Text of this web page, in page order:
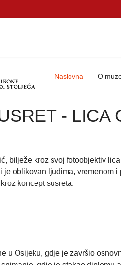
Naslovna O
- LICA
bilježe kroz svoj fotoobjektiv
je oblikovan ljudima, vremenom
koncept susreta.
u Osijeku, gdje je završio